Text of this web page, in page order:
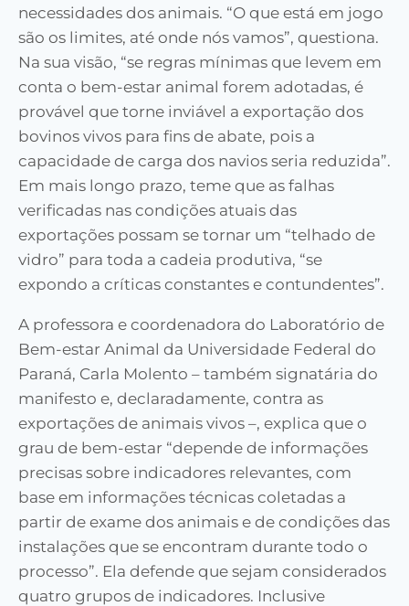
necessidades dos animais. “O que está em jogo
são os limites, até onde nós vamos”, questiona.
Na sua visão, “se regras mínimas que levem em
conta o bem-estar animal forem adotadas, é
provável que torne inviável a exportação dos
bovinos vivos para fins de abate, pois a
capacidade de carga dos navios seria reduzida”.
Em mais longo prazo, teme que as falhas
verificadas nas condições atuais das
exportações possam se tornar um “telhado de
vidro” para toda a cadeia produtiva, “se
expondo a críticas constantes e contundentes”.
A professora e coordenadora do Laboratório de
Bem-estar Animal da Universidade Federal do
Paraná, Carla Molento – também signatária do
manifesto e, declaradamente, contra as
exportações de animais vivos –, explica que o
grau de bem-estar “depende de informações
precisas sobre indicadores relevantes, com
base em informações técnicas coletadas a
partir de exame dos animais e de condições das
instalações que se encontram durante todo o
processo”. Ela defende que sejam considerados
quatro grupos de indicadores. Inclusive